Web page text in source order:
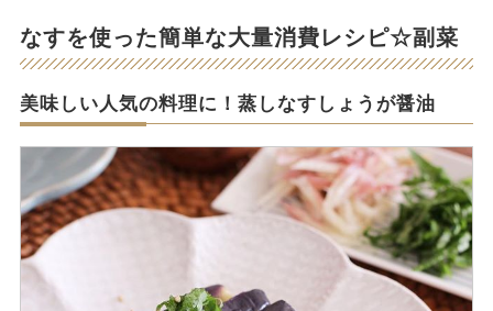
なすを使った簡単な大量消費レシピ☆副菜
美味しい人気の料理に！蒸しなすしょうが醤油